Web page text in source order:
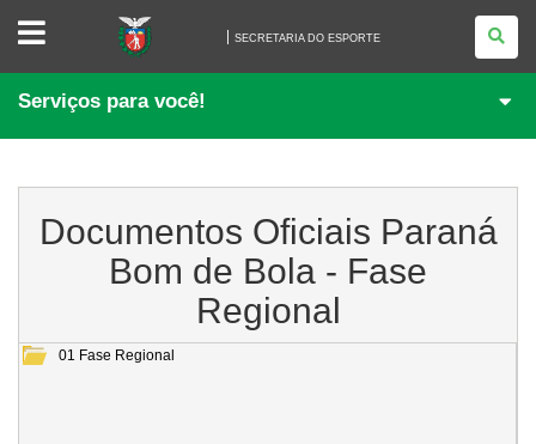
SECRETARIA
ESPORTE
SECRETARIA DO ESPORTE
Serviços para você!
Documentos Oficiais Paraná
Bom de Bola - Fase
Regional
01 Fase Regional